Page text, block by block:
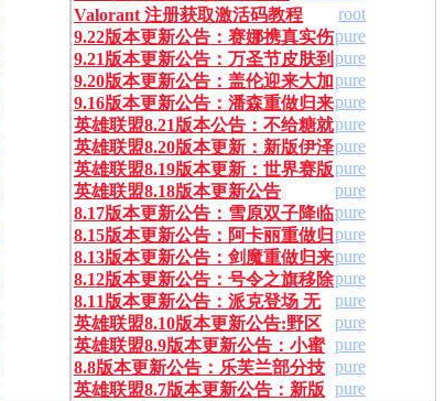
文更新 西部天使皮肤降临峡谷
root
Valorant 注册获取激活码教程
pure
9.22版本更新公告：赛娜携真实伤
害皮肤降临峡谷
pure
9.21版本更新公告：万圣节皮肤到
来
pure
9.20版本更新公告：盖伦迎来大加
强
pure
9.16版本更新公告：潘森重做归来
海克斯新皮肤来袭！
pure
英雄联盟8.21版本公告：不给糖就
捣蛋！K/DA皮肤来袭
pure
英雄联盟8.20版本更新：新版伊泽
瑞尔登场 驯龙新皮肤上线
pure
英雄联盟8.19版本更新：世界赛版
本正式来袭
pure
英雄联盟8.18版本更新公告
pure
8.17版本更新公告：雪原双子降临
玉剑传说上线
pure
8.15版本更新公告：阿卡丽重做归
来 泳池派对皮肤上线
pure
8.13版本更新公告：剑魔重做归来
神王皮肤上线
pure
8.12版本更新公告：号令之旗移除
制胜皮肤上线
pure
8.11版本更新公告：派克登场 无
尽之刃改版
pure
英雄联盟8.10版本更新公告:野区
改动 未来战士上线
pure
英雄联盟8.9版本更新公告：小蜜
蜂提莫来袭 法系大改动
pure
8.8版本更新公告：乐芙兰部分技
能回调
pure
英雄联盟8.7版本更新公告：新版